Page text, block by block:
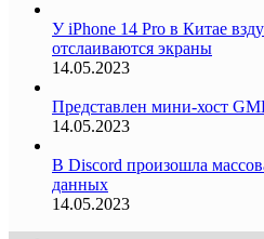
У iPhone 14 Pro в Китае
отслаиваются экраны
14.05.2023
Представлен мини-хост
14.05.2023
В Discord произошла
данных
14.05.2023